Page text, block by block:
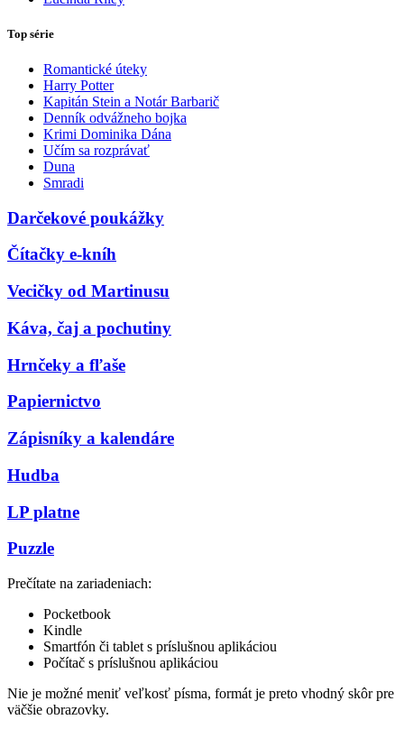
Top série
Romantické úteky
Harry Potter
Kapitán Stein a Notár Barbarič
Denník odvážneho bojka
Krimi Dominika Dána
Učím sa rozprávať
Duna
Smradi
Darčekové poukážky
Čítačky e-kníh
Vecičky od Martinusu
Káva, čaj a pochutiny
Hrnčeky a fľaše
Papiernictvo
Zápisníky a kalendáre
Hudba
LP platne
Puzzle
Prečítate na zariadeniach:
Pocketbook
Kindle
Smartfón či tablet s príslušnou aplikáciou
Počítač s príslušnou aplikáciou
Nie je možné meniť veľkosť písma, formát je preto vhodný skôr pre
väčšie obrazovky.